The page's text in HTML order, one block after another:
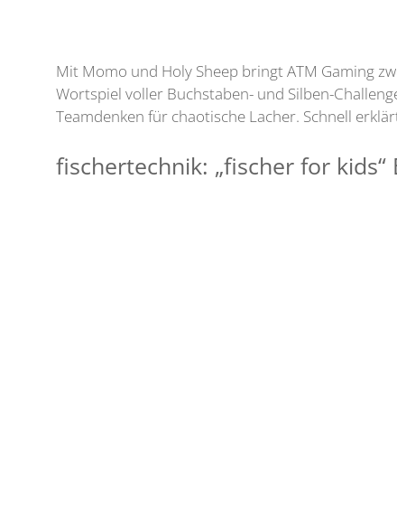
Mit Momo und Holy Sheep bringt ATM Gaming
Wortspiel voller Buchstaben- und Silben-
Teamdenken für chaotische Lacher. Schnell
fischertechnik: „fischer for kids“